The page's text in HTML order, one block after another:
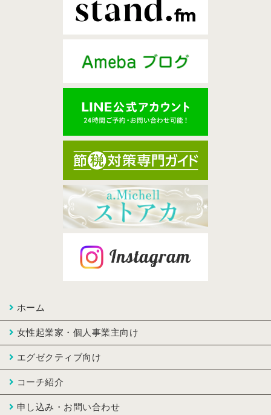
ホーム
女性起業家・個人事業主向け
エグゼクティブ向け
コーチ紹介
申し込み・お問い合わせ